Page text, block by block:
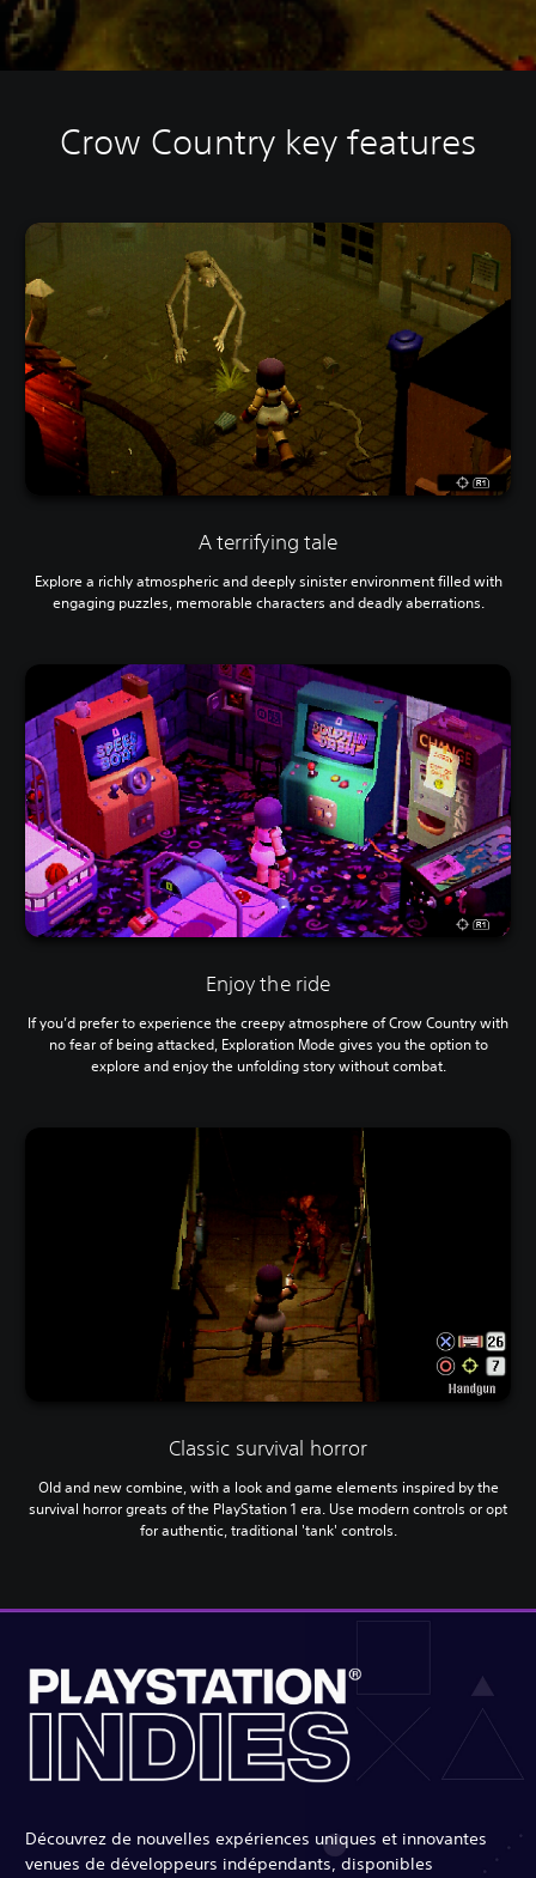
Crow Country key features
A terrifying tale
Explore a richly atmospheric and deeply sinister environment filled with
engaging puzzles, memorable characters and deadly aberrations.
Enjoy the ride
If you’d prefer to experience the creepy atmosphere of Crow Country with
no fear of being attacked, Exploration Mode gives you the option to
explore and enjoy the unfolding story without combat.
Classic survival horror
Old and new combine, with a look and game elements inspired by the
survival horror greats of the PlayStation 1 era. Use modern controls or opt
for authentic, traditional 'tank' controls.
Découvrez de nouvelles expériences uniques et innovantes
venues de développeurs indépendants, disponibles